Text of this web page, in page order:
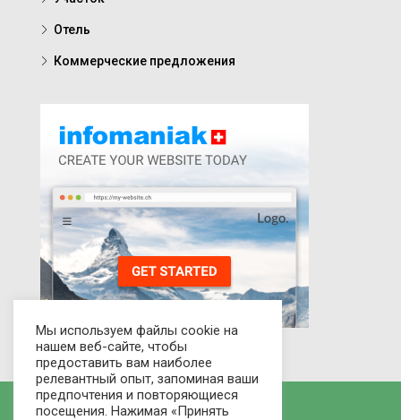
Отель
Коммерческие предложения
Мы используем файлы cookie на
нашем веб-сайте, чтобы
предоставить вам наиболее
релевантный опыт, запоминая ваши
предпочтения и повторяющиеся
посещения. Нажимая «Принять